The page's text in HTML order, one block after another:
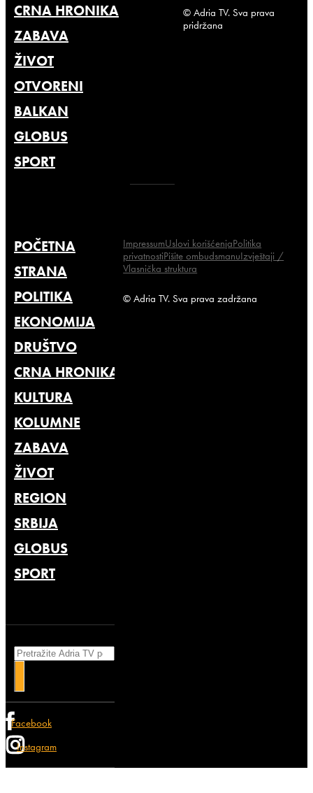
CRNA HRONIKA
ZABAVA
ŽIVOT
OTVORENI
BALKAN
GLOBUS
SPORT
© Adria TV. Sva prava
pridržana
POČETNA
STRANA
POLITIKA
EKONOMIJA
DRUŠTVO
CRNA HRONIKA
KULTURA
KOLUMNE
ZABAVA
ŽIVOT
REGION
SRBIJA
GLOBUS
SPORT
Facebook
Instagram
ImpressumUslovi korišćenjaPolitika
privatnostiPišite ombudsmanuIzvještaji /
Vlasnička struktura
© Adria TV. Sva prava zadržana